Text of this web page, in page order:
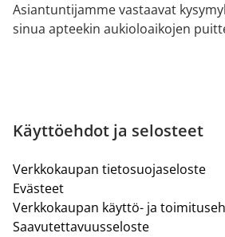
Asiantuntijamme vastaavat
sinua apteekin aukioloaikojen
Käyttöehdot ja selosteet
Verkkokaupan tietosuojaseloste
Evästeet
Verkkokaupan käyttö- ja
Saavutettavuusseloste